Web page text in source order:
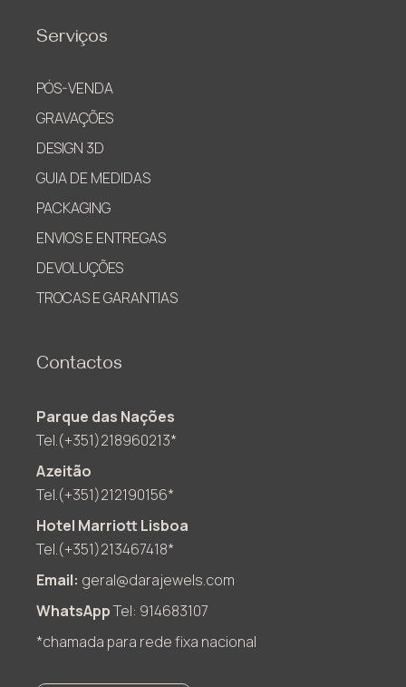
Serviços
PÓS-VENDA
GRAVAÇÕES
DESIGN 3D
GUIA DE MEDIDAS
PACKAGING
ENVIOS E ENTREGAS
DEVOLUÇÕES
TROCAS E GARANTIAS
Contactos
Parque das Nações
Tel.(+351)218960213*
Azeitão
Tel.(+351)212190156*
Hotel Marriott Lisboa
Tel.(+351)213467418*
Email: geral@darajewels.com
WhatsAppTel: 914683107
*chamada para rede fixa nacional